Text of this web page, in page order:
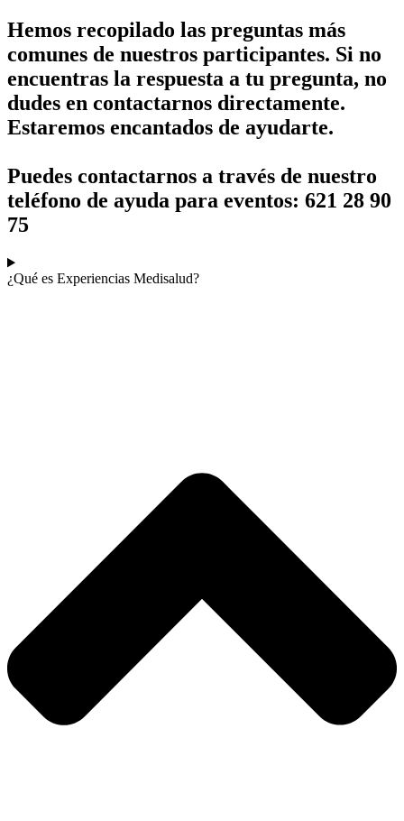
Hemos recopilado las preguntas más
comunes de nuestros participantes. Si no
encuentras la respuesta a tu pregunta, no
dudes en contactarnos directamente.
Estaremos encantados de ayudarte.
Puedes contactarnos a través de nuestro
teléfono de ayuda para eventos: 621 28 90
75
¿Qué es Experiencias Medisalud?